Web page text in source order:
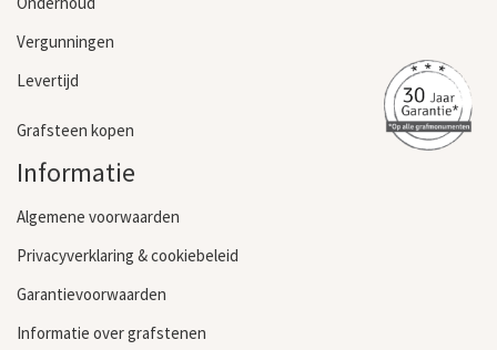
Vergunningen
Levertijd
Grafsteen kopen
Informatie
Algemene voorwaarden
Privacyverklaring & cookiebeleid
Garantievoorwaarden
Informatie over grafstenen